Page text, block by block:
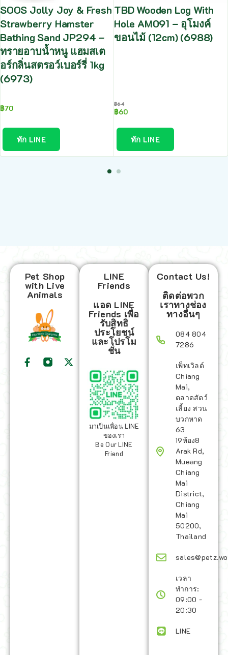
SOOS Jolly Joy & Fresh
Strawberry Hamster
Bathing Sand JP294 –
ทรายอาบน้ำหนู แฮมสเต
อร์กลิ่นสตรอว์เบอร์รี่ 1kg
(6973)
฿70
ทัก LINE
TBD Wooden Log With
Hole AM091 – อุโมงค์
ขอนไม้ (12cm) (6988)
฿64
฿60
ทัก LINE
Pet Shop
with Live
Animals
LINE
Friends
แอด LINE
Friends เพื่อ
รับสิทธิ
ประโยชน์
และโปรโม
ชั่น
มาเป็นเพื่อน LINE
ของเรา
Be Our LINE
Friend
Contact Us!
ติดต่อพวก
เราทางช่อง
ทางอื่นๆ
084 804
7286
เพ็ทเวิลด์
Chiang
Mai,
ตลาดสัตว์
เลี้ยง สวน
บวกหาด
63
19ห้อง8
Arak Rd,
Mueang
Chiang
Mai
District,
Chiang
Mai
50200,
Thailand
เวลา
ทำการ:
09:00 -
20:30
LINE